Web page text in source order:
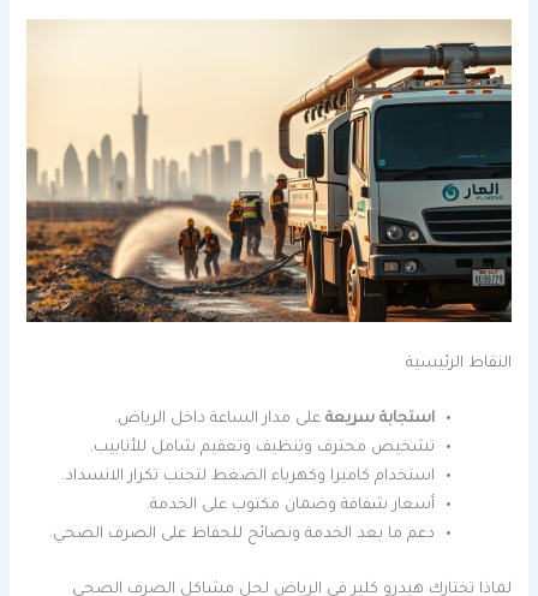
النقاط الرئيسية
استجابة سريعة على مدار الساعة داخل الرياض.
تشخيص محترف وتنظيف وتعقيم شامل للأنابيب.
استخدام كاميرا وكهرباء الضغط لتجنب تكرار الانسداد.
أسعار شفافة وضمان مكتوب على الخدمة.
دعم ما بعد الخدمة ونصائح للحفاظ على الصرف الصحي.
لماذا تختارك هيدرو كلير في الرياض لحل مشاكل الصرف الصحي